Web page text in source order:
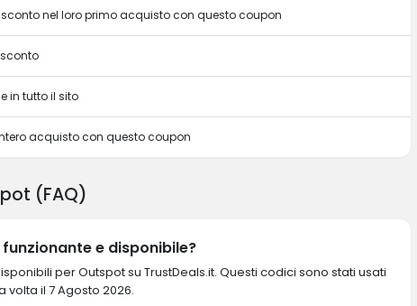
nel loro primo acquisto con questo coupon
in tutto il sito
acquisto con questo coupon
(FAQ)
e disponibile?
per Outspot su TrustDeals.it. Questi codici sono stati usati
volta il 7 Agosto 2026.